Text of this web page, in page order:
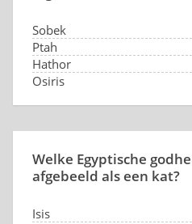
Sobek
Ptah
Hathor
Osiris
Welke Egyptische
afgebeeld als een kat?
Isis